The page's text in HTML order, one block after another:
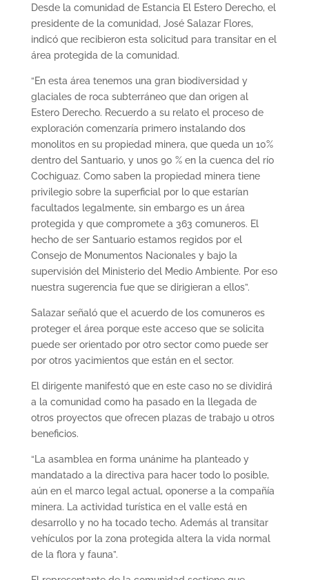
Desde la comunidad de Estancia El Estero Derecho, el
presidente de la comunidad, José Salazar Flores,
indicó que recibieron esta solicitud para transitar en el
área protegida de la comunidad.
“En esta área tenemos una gran biodiversidad y
glaciales de roca subterráneo que dan origen al
Estero Derecho. Recuerdo a su relato el proceso de
exploración comenzaría primero instalando dos
monolitos en su propiedad minera, que queda un 10%
dentro del Santuario, y unos 90 % en la cuenca del río
Cochiguaz. Como saben la propiedad minera tiene
privilegio sobre la superficial por lo que estarían
facultados legalmente, sin embargo es un área
protegida y que compromete a 363 comuneros. El
hecho de ser Santuario estamos regidos por el
Consejo de Monumentos Nacionales y bajo la
supervisión del Ministerio del Medio Ambiente. Por eso
nuestra sugerencia fue que se dirigieran a ellos”.
Salazar señaló que el acuerdo de los comuneros es
proteger el área porque este acceso que se solicita
puede ser orientado por otro sector como puede ser
por otros yacimientos que están en el sector.
El dirigente manifestó que en este caso no se dividirá
a la comunidad como ha pasado en la llegada de
otros proyectos que ofrecen plazas de trabajo u otros
beneficios.
“La asamblea en forma unánime ha planteado y
mandatado a la directiva para hacer todo lo posible,
aún en el marco legal actual, oponerse a la compañía
minera. La actividad turística en el valle está en
desarrollo y no ha tocado techo. Además al transitar
vehículos por la zona protegida altera la vida normal
de la flora y fauna”.